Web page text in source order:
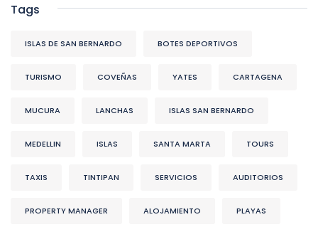
Tags
ISLAS DE SAN BERNARDO BOTES DEPORTIVOS
TURISMO COVEÑAS YATES CARTAGENA
MUCURA LANCHAS ISLAS SAN BERNARDO
MEDELLIN ISLAS SANTA MARTA TOURS
TAXIS TINTIPAN SERVICIOS AUDITORIOS
PROPERTY MANAGER ALOJAMIENTO PLAYAS